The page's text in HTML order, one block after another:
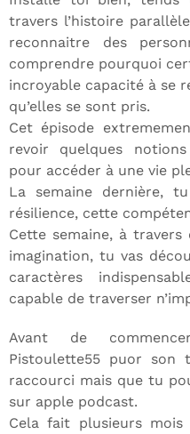
travers l’histoire
reconnaitre des
comprendre pourquoi
incroyable capacité à se
qu’elles se sont pris.
Cet épisode
revoir quelques
pour accéder à une vie
La semaine dernière,
résilience, cette
Cette semaine, à
imagination, tu vas
caractères
capable de traverser
Avant de
Pistoulette55 puor son
raccourci mais que tu
sur apple podcast.
Cela fait plusieurs